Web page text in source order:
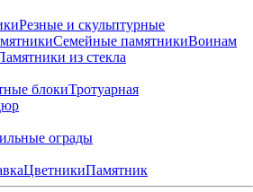
Резные и скульптурные
Семейные памятникиВоинам
из стекла
блокиТротуарная
ограды
ЦветникиПамятник